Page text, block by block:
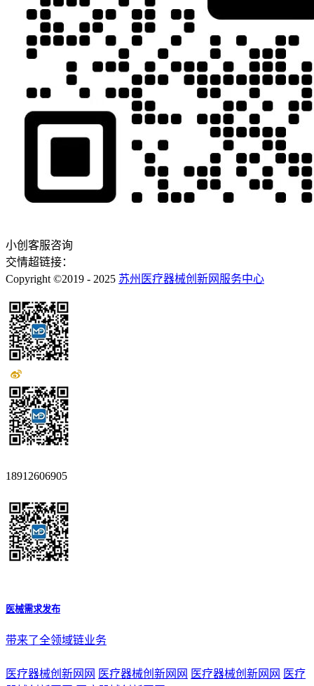
小创客服咨询
交情超链接：
Copyright ©2019 - 2025 苏州医疗器械创新网服务中心
18912606905
医械需求发布
带来了全领域链业务
医疗器械创新网网 医疗器械创新网网 医疗器械创新网网 医疗